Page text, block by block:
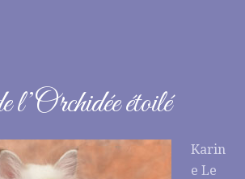
l’Orchidée étoilé
Karin
e Le